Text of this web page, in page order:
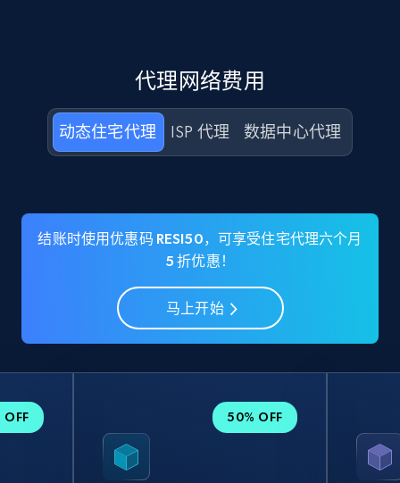
代理网络费用
动态住宅代理 ISP 代理 数据中心代理
结账时使用优惠码 RESI50，可享受住宅代理六个月
5 折优惠！
马上开始
OFF 50% OFF